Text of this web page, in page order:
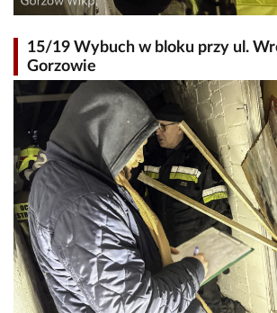
15/19 Wybuch w bloku przy ul.
Gorzowie